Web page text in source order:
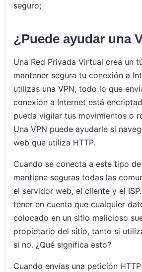
seguro;
¿Puede ayudar una
Una Red Privada Virtual crea un
mantener segura tu conexión a
utilizas una VPN, todo lo que
conexión a Internet está
pueda vigilar tus movimientos o
Una VPN puede ayudarle si
web que utiliza HTTP.
Cuando se conecta a este tipo
mantiene seguras todas las
el servidor web, el cliente y el
tener en cuenta que cualquier
colocado en un sitio malicioso
propietario del sitio, tanto si
si no. ¿Qué significa esto?
Cuando envías una petición